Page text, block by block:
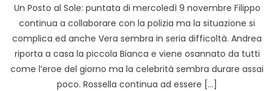
Un Posto al Sole: puntata di mercoledì 9 novembre Filippo
continua a collaborare con la polizia ma la situazione si
complica ed anche Vera sembra in seria difficoltà. Andrea
riporta a casa la piccola Bianca e viene osannato da tutti
come l’eroe del giorno ma la celebrità sembra durare assai
poco. Rossella continua ad essere […]